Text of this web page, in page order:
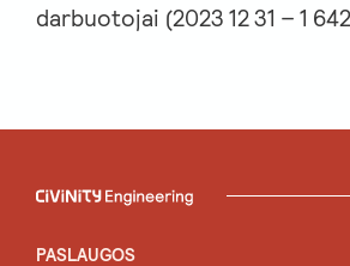
darbuotojai (2023 12 31 – 1
PASLAUGOS